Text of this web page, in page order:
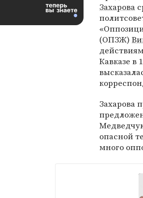
Захарова
(ОПЗЖ)
Кавказе в
Захарова
опасной
много